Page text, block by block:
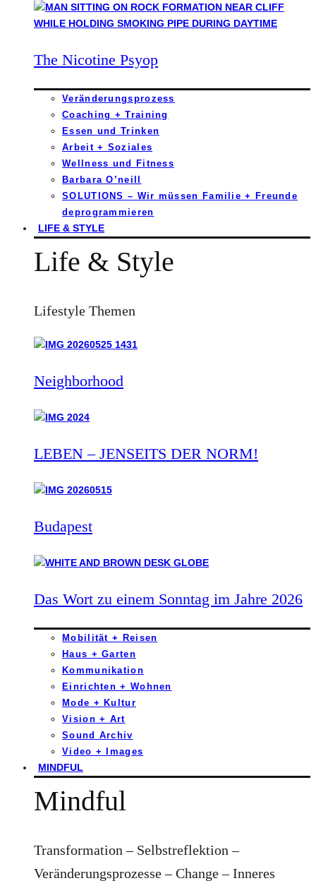
The Nicotine Psyop
Veränderungsprozess
Coaching + Training
Essen und Trinken
Arbeit + Soziales
Wellness und Fitness
Barbara O’neill
SOLUTIONS – Wir müssen Familie + Freunde
deprogrammieren
LIFE & STYLE
Life & Style
Lifestyle Themen
Neighborhood
LEBEN – JENSEITS DER NORM!
Budapest
Das Wort zu einem Sonntag im Jahre 2026
Mobilität + Reisen
Haus + Garten
Kommunikation
Einrichten + Wohnen
Mode + Kultur
Vision + Art
Sound Archiv
Video + Images
MINDFUL
Mindful
Transformation – Selbstreflektion –
Veränderungsprozesse – Change – Inneres